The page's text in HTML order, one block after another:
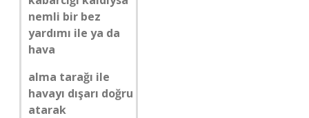
nemli bir bez
yardımı ile ya da
hava
alma tarağı ile
havayı dışarı doğru
atarak